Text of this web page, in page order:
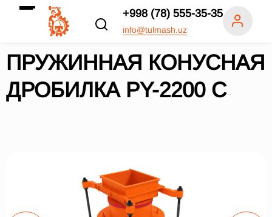
+998 (78) 555-35-35
info@tulmash.uz
ПРУЖИННАЯ КОНУСНАЯ
ДРОБИЛКА PY-2200 C